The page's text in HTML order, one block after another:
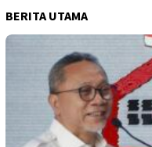
BERITA UTAMA